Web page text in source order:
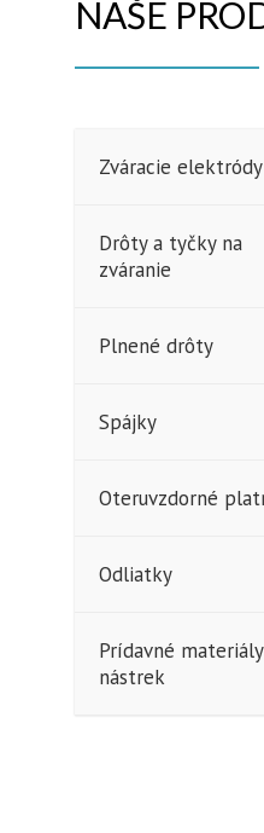
NAŠE
Zváracie elektródy
Drôty a tyčky na
zváranie
Plnené drôty
Spájky
Oteruvzdorné
Odliatky
Prídavné
nástrek